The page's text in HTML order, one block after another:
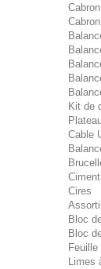
Kit de
Cable
Ciment
Cires
Bloc
Bloc
Limes